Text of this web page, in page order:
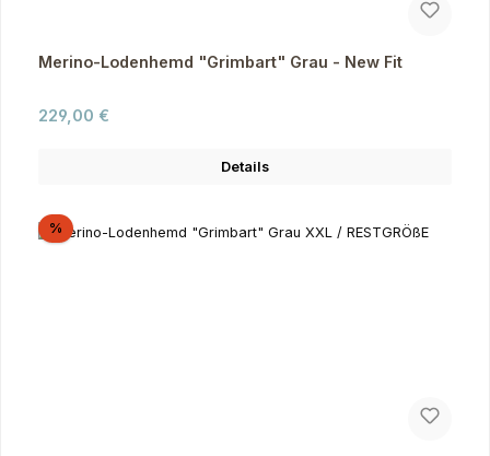
Merino-Lodenhemd "Grimbart" Grau - New Fit
Regulärer Preis:
229,00 €
Details
%Rabatt